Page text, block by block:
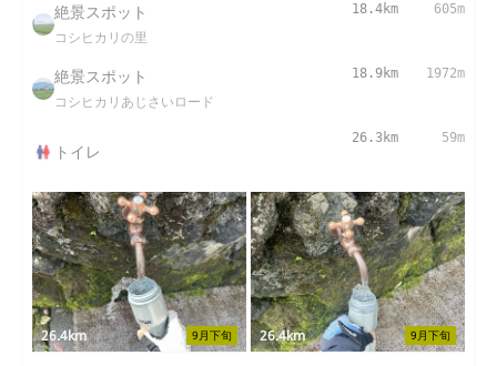
絶景スポット
コシヒカリの里
18.4km 605m
絶景スポット
コシヒカリあじさいロード
18.9km 1972m
トイレ
26.3km 59m
9月下旬
26.4km 9月下旬
26.4km